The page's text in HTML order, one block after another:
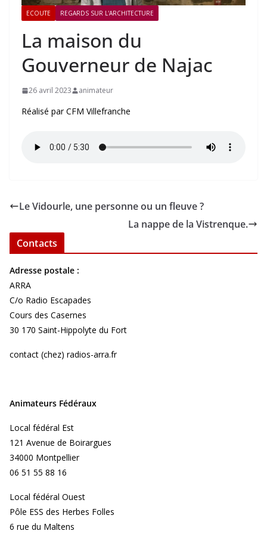
ECOUTE REGARDS SUR L'ARCHITECTURE
La maison du
Gouverneur de Najac
26 avril 2023 animateur
Réalisé par CFM Villefranche
Le Vidourle, une personne ou un fleuve ?
La nappe de la Vistrenque.
Contacts
Adresse postale :
ARRA
C/o Radio Escapades
Cours des Casernes
30 170 Saint-Hippolyte du Fort
contact (chez) radios-arra.fr
Animateurs Fédéraux
Local fédéral Est
121 Avenue de Boirargues
34000 Montpellier
06 51 55 88 16
Local fédéral Ouest
Pôle ESS des Herbes Folles
6 rue du Maltens